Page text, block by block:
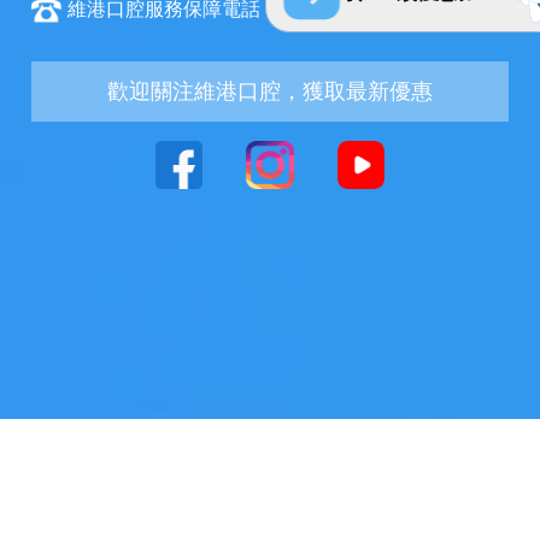
維港口腔服務保障電話：+852 6847 2582
歡迎關注維港口腔，獲取最新優惠